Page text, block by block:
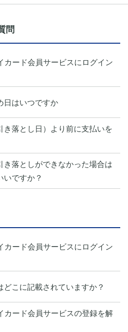
問
カード会員サービスにログイン
日はいつですか
き落とし日）より前に支払いを
き落としができなかった場合は
いですか？
カード会員サービスにログイン
どこに記載されていますか？
カード会員サービスの登録を解